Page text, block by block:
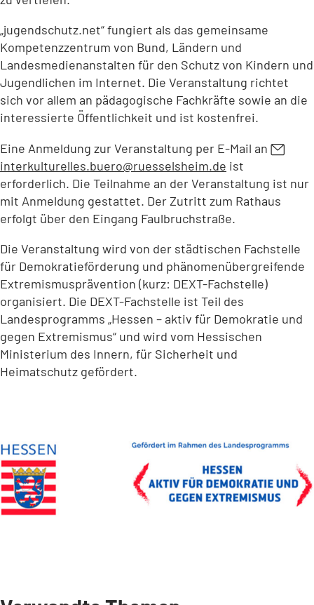
„jugendschutz.net“ fungiert als das gemeinsame
Kompetenzzentrum von Bund, Ländern und
Landesmedienanstalten für den Schutz von Kindern und
Jugendlichen im Internet. Die Veranstaltung richtet
sich vor allem an pädagogische Fachkräfte sowie an die
interessierte Öffentlichkeit und ist kostenfrei.
Eine Anmeldung zur Veranstaltung per E-Mail an
interkulturelles.buero
ruesselsheim de ist
erforderlich. Die Teilnahme an der Veranstaltung ist nur
mit Anmeldung gestattet. Der Zutritt zum Rathaus
erfolgt über den Eingang Faulbruchstraße.
Die Veranstaltung wird von der städtischen Fachstelle
für Demokratieförderung und phänomenübergreifende
Extremismusprävention (kurz: DEXT-Fachstelle)
organisiert. Die DEXT-Fachstelle ist Teil des
Landesprogramms „Hessen – aktiv für Demokratie und
gegen Extremismus“ und wird vom Hessischen
Ministerium des Innern, für Sicherheit und
Heimatschutz gefördert.